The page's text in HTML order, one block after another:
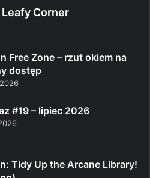
Corner
Free Zone – rzut okiem na
dostęp
#19 – lipiec 2026
Tidy Up the Arcane Library!